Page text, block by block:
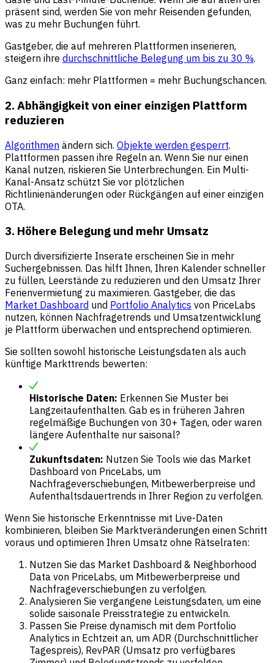
präsent sind, werden Sie von mehr Reisenden gefunden,
was zu mehr Buchungen führt.
Gastgeber, die auf mehreren Plattformen inserieren,
steigern ihre durchschnittliche Belegung um bis zu 30 %.
Ganz einfach: mehr Plattformen = mehr Buchungschancen.
2. Abhängigkeit von einer einzigen Plattform
reduzieren
Algorithmen ändern sich. Objekte werden gesperrt.
Plattformen passen ihre Regeln an. Wenn Sie nur einen
Kanal nutzen, riskieren Sie Unterbrechungen. Ein Multi-
Kanal-Ansatz schützt Sie vor plötzlichen
Richtlinienänderungen oder Rückgängen auf einer einzigen
OTA.
3. Höhere Belegung und mehr Umsatz
Durch diversifizierte Inserate erscheinen Sie in mehr
Suchergebnissen. Das hilft Ihnen, Ihren Kalender schneller
zu füllen, Leerstände zu reduzieren und den Umsatz Ihrer
Ferienvermietung zu maximieren. Gastgeber, die das
Market Dashboard und Portfolio Analytics von PriceLabs
nutzen, können Nachfragetrends und Umsatzentwicklung
je Plattform überwachen und entsprechend optimieren.
Sie sollten sowohl historische Leistungsdaten als auch
künftige Markttrends bewerten:
Historische Daten: Erkennen Sie Muster bei
Langzeitaufenthalten. Gab es in früheren Jahren
regelmäßige Buchungen von 30+ Tagen, oder waren
längere Aufenthalte nur saisonal?
Zukunftsdaten: Nutzen Sie Tools wie das Market
Dashboard von PriceLabs, um
Nachfrageverschiebungen, Mitbewerberpreise und
Aufenthaltsdauertrends in Ihrer Region zu verfolgen.
Wenn Sie historische Erkenntnisse mit Live-Daten
kombinieren, bleiben Sie Marktveränderungen einen Schritt
voraus und optimieren Ihren Umsatz ohne Rätselraten:
Nutzen Sie das Market Dashboard & Neighborhood
Data von PriceLabs, um Mitbewerberpreise und
Nachfrageverschiebungen zu verfolgen.
Analysieren Sie vergangene Leistungsdaten, um eine
solide saisonale Preisstrategie zu entwickeln.
Passen Sie Preise dynamisch mit dem Portfolio
Analytics in Echtzeit an, um ADR (Durchschnittlicher
Tagespreis), RevPAR (Umsatz pro verfügbares